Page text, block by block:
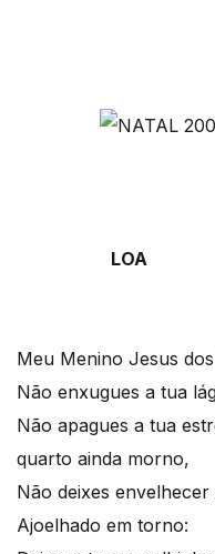
LOA
Meu Menino Jesus
Não enxugues a tua
Não apagues a tua
quarto ainda morno,
Não deixes
Ajoelhado em torno: